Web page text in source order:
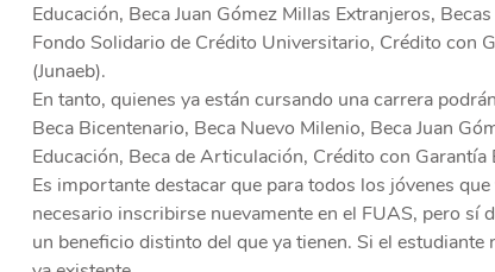
Educación, Beca Juan Gómez Millas Extranjeros,
Fondo Solidario de Crédito Universitario, Crédito con
(Junaeb).
En tanto, quienes ya están cursando una carrera
Beca Bicentenario, Beca Nuevo Milenio, Beca Juan
Educación, Beca de Articulación, Crédito con Garantía
Es importante destacar que para todos los jóvenes
necesario inscribirse nuevamente en el FUAS, pero sí
un beneficio distinto del que ya tienen. Si el